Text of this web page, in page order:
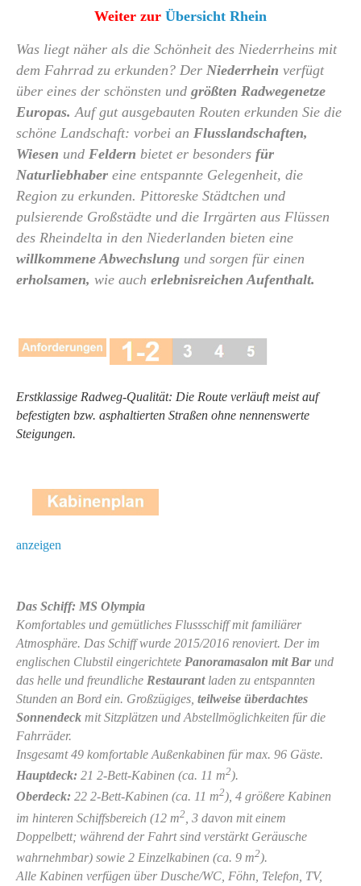
Weiter zur Übersicht Rhein
Was liegt näher als die Schönheit des Niederrheins mit
dem Fahrrad zu erkunden? Der Niederrhein verfügt
über eines der schönsten und größten Radwegenetze
Europas. Auf gut ausgebauten Routen erkunden Sie die
schöne Landschaft: vorbei an Flusslandschaften,
Wiesen und Feldern bietet er besonders für
Naturliebhaber eine entspannte Gelegenheit, die
Region zu erkunden. Pittoreske Städtchen und
pulsierende Großstädte und die Irrgärten aus Flüssen
des Rheindelta in den Niederlanden bieten eine
willkommene Abwechslung und sorgen für einen
erholsamen, wie auch erlebnisreichen Aufenthalt.
Erstklassige Radweg-Qualität: Die Route verläuft meist auf
befestigten bzw. asphaltierten Straßen ohne nennenswerte
Steigungen.
anzeigen
Das Schiff: MS Olympia
Komfortables und gemütliches Flussschiff mit familiärer
Atmosphäre. Das Schiff wurde 2015/2016 renoviert. Der im
englischen Clubstil eingerichtete Panoramasalon mit Barund
das helle und freundliche Restaurantladen zu entspannten
Stunden an Bord ein. Großzügiges, teilweise überdachtes
Sonnendeck mit Sitzplätzen und Abstellmöglichkeiten für die
Fahrräder.
Insgesamt 49 komfortable Außenkabinen für max. 96 Gäste.
Hauptdeck: 21 2-Bett-Kabinen (ca. 11 m2).
Oberdeck: 22 2-Bett-Kabinen (ca. 11 m2), 4 größere Kabinen
im hinteren Schiffsbereich (12 m2 , 3 davon mit einem
Doppelbett; während der Fahrt sind verstärkt Geräusche
wahrnehmbar) sowie 2 Einzelkabinen (ca. 9 m2).
Alle Kabinen verfügen über Dusche/WC, Föhn, Telefon, TV,